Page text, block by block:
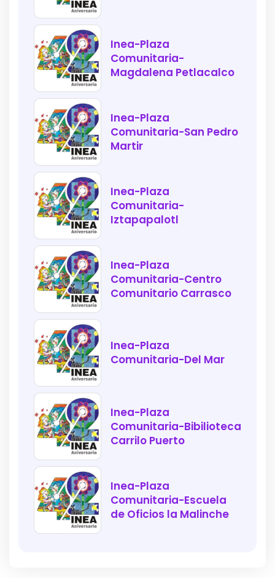
Inea-Plaza
Comunitaria-
Magdalena Petlacalco
Inea-Plaza
Comunitaria-San Pedro
Martir
Inea-Plaza
Comunitaria-
Iztapapalotl
Inea-Plaza
Comunitaria-Centro
Comunitario Carrasco
Inea-Plaza
Comunitaria-Del Mar
Inea-Plaza
Comunitaria-Bibilioteca
Carrilo Puerto
Inea-Plaza
Comunitaria-Escuela
de Oficios la Malinche